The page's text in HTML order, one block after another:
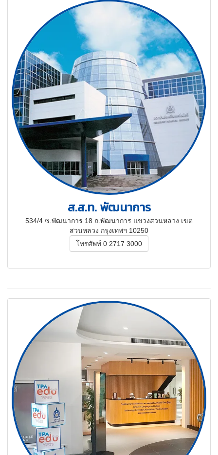
ส.ส.ท. พัฒนาการ
534/4 ซ.พัฒนาการ 18 ถ.พัฒนาการ แขวงสวนหลวง เขต
สวนหลวง กรุงเทพฯ 10250
โทรศัพท์ 0 2717 3000